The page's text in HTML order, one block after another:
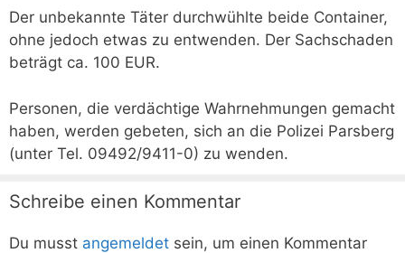
Der unbekannte Täter durchwühlte beide Container,
ohne jedoch etwas zu entwenden. Der Sachschaden
beträgt ca. 100 EUR.
Personen, die verdächtige Wahrnehmungen gemacht
haben, werden gebeten, sich an die Polizei Parsberg
(unter Tel. 09492/9411-0) zu wenden.
Schreibe einen Kommentar
Du musst angemeldet sein, um einen Kommentar